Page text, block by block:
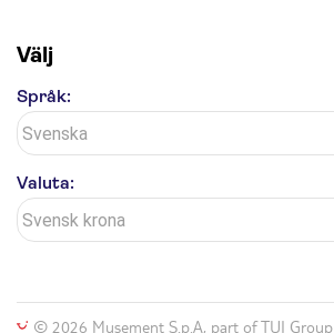
Välj
Språk:
Valuta:
© 2026 Musement S.p.A, part of TUI Group